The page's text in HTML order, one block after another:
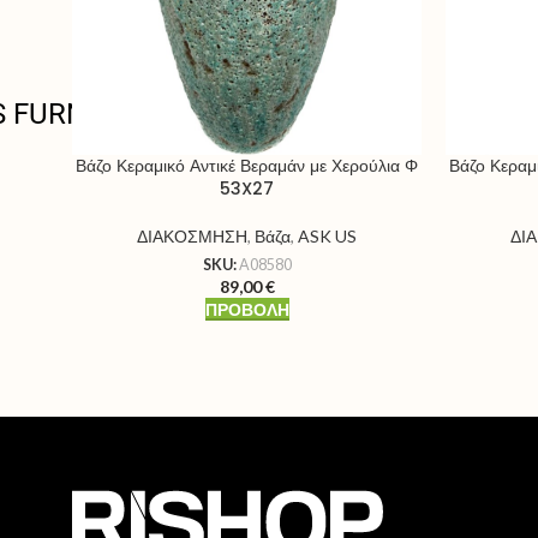
Βάζο Κεραμικό Αντικέ Βεραμάν με Χερούλια Φ
53X27
ΔΙΑΚΟΣΜΗΣΗ, Βάζα, ASK US
SKU:A08580
89,00€
ΠΡΟΒΟΛΉ
Βάζο